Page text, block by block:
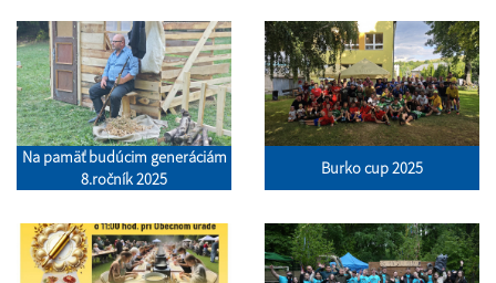
Na pamäť budúcim generáciám
8.ročník 2025
Burko cup 2025